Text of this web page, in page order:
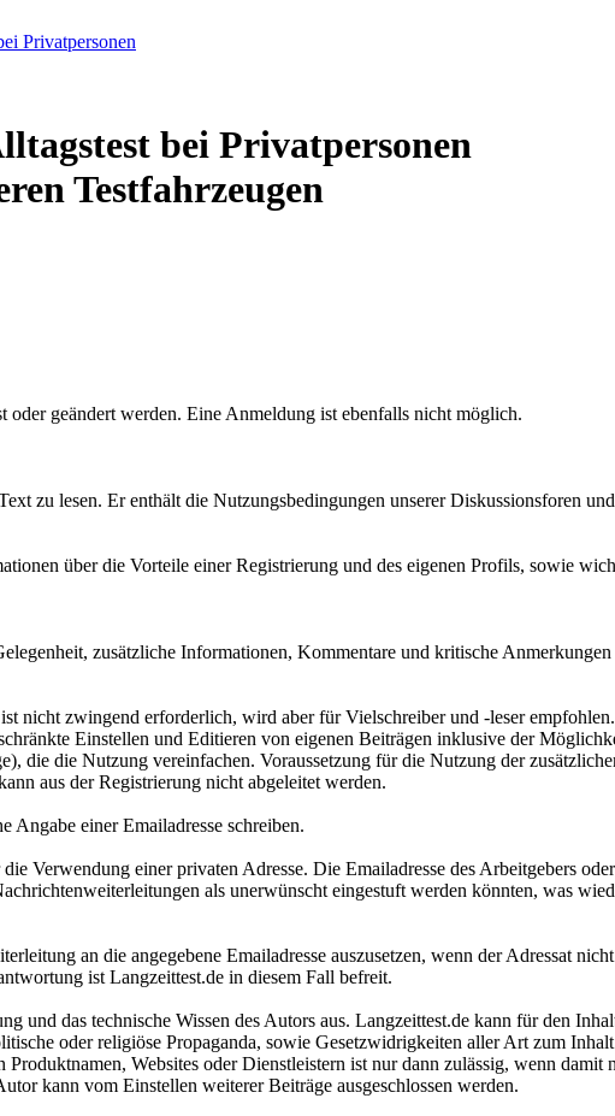
bei Privatpersonen
Testfahrzeugen
geändert werden. Eine Anmeldung ist ebenfalls nicht möglich.
zu lesen. Er enthält die Nutzungsbedingungen unserer Diskussionsforen
über die Vorteile einer Registrierung und des eigenen Profils, sowie
zusätzliche Informationen, Kommentare und kritische
nicht zwingend erforderlich, wird aber für Vielschreiber und -leser
Einstellen und Editieren von eigenen Beiträgen inklusive der
die die Nutzung vereinfachen. Voraussetzung für die Nutzung der
aus der Registrierung nicht abgeleitet werden.
Angabe einer Emailadresse schreiben.
Verwendung einer privaten Adresse. Die Emailadresse des Arbeitgebers
als unerwünscht eingestuft werden könnten, was
an die angegebene Emailadresse auszusetzen, wenn der Adressat
ist Langzeittest.de in diesem Fall befreit.
und das technische Wissen des Autors aus. Langzeittest.de kann für den
oder religiöse Propaganda, sowie Gesetzwidrigkeiten aller Art zum
Websites oder Dienstleistern ist nur dann zulässig, wenn
kann vom Einstellen weiterer Beiträge ausgeschlossen werden.